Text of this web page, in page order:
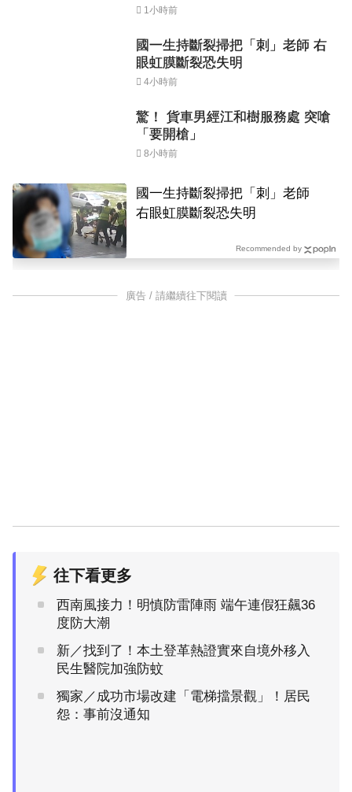
1小時前
國一生持斷裂掃把「刺」老師 右
眼虹膜斷裂恐失明
4小時前
驚！ 貨車男經江和樹服務處 突嗆
「要開槍」
8小時前
國一生持斷裂掃把「刺」老師
右眼虹膜斷裂恐失明
Recommended by
廣告 / 請繼續往下閱讀
往下看更多
西南風接力！明慎防雷陣雨 端午連假狂飆36
度防大潮
新／找到了！本土登革熱證實來自境外移入
民生醫院加強防蚊
獨家／成功市場改建「電梯擋景觀」！居民
怨：事前沒通知